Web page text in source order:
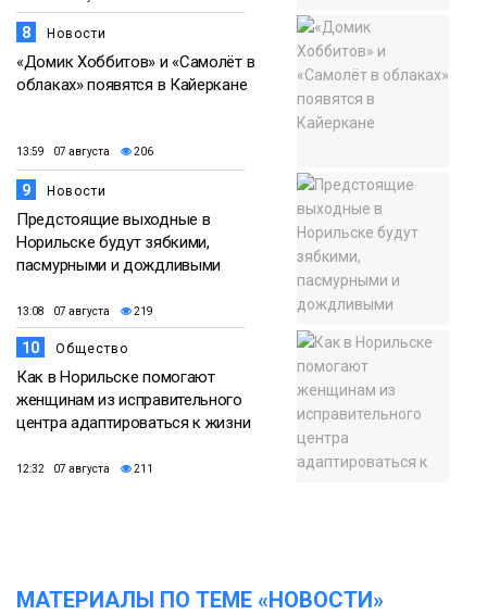
8 Новости
«Домик Хоббитов» и «Самолёт в
облаках» появятся в Кайеркане
13:59 07 августа 206
9 Новости
Предстоящие выходные в
Норильске будут зябкими,
пасмурными и дождливыми
13:08 07 августа 219
10 Общество
Как в Норильске помогают
женщинам из исправительного
центра адаптироваться к жизни
12:32 07 августа 211
МАТЕРИАЛЫ ПО ТЕМЕ «НОВОСТИ»